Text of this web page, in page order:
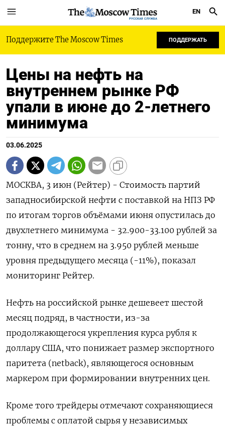
РУССКАЯ СЛУЖБА
EN
Поддержите The Moscow Times ПОДДЕРЖАТЬ
Цены на нефть на
внутреннем рынке РФ
упали в июне до 2-летнего
минимума
03.06.2025
МОСКВА, 3 июн (Рейтер) - Стоимость партий
западносибирской нефти с поставкой на НПЗ РФ
по итогам торгов объёмами июня опустилась до
двухлетнего минимума - 32.900-33.100 рублей за
тонну, что в среднем на 3.950 рублей меньше
уровня предыдущего месяца (-11%), показал
мониторинг Рейтер.
Нефть на российской рынке дешевеет шестой
месяц подряд, в частности, из-за
продолжающегося укрепления курса рубля к
доллару США, что понижает размер экспортного
паритета (netback), являющегося основным
маркером при формировании внутренних цен.
Кроме того трейдеры отмечают сохраняющиеся
проблемы с оплатой сырья у независимых